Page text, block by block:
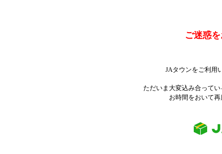
ご迷惑
JAタウンをご利用
ただいま大変込み合って
お時間をおいて